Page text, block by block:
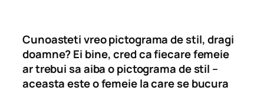
Cunoasteti vreo pictograma de stil, dragi
doamne? Ei bine, cred ca fiecare femeie
ar trebui sa aiba o pictograma de stil –
aceasta este o femeie la care se bucura